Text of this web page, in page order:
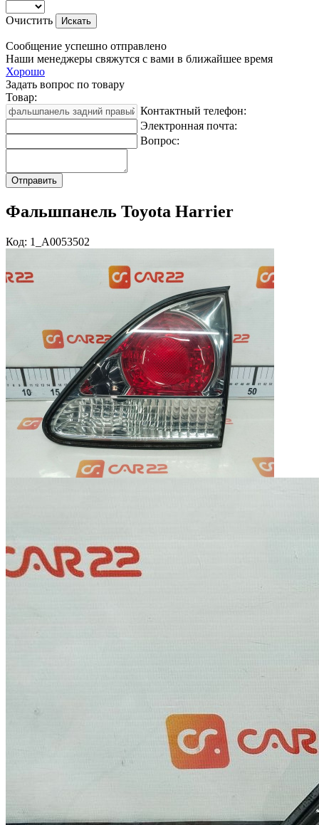
Очистить
Сообщение успешно отправлено
Наши менеджеры свяжутся с вами в ближайшее время
Хорошо
Задать вопрос по товару
Товар:
Контактный телефон:
Электронная почта:
Вопрос:
Фальшпанель Toyota Harrier
Код: 1_A0053502